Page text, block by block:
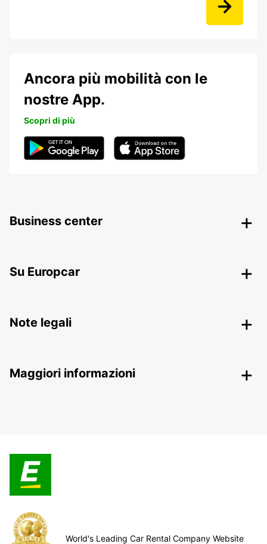
Ancora più mobilità con le
nostre App.
Scopri di più
Business center
Su Europcar
Note legali
Maggiori informazioni
World's Leading Car Rental Company Website